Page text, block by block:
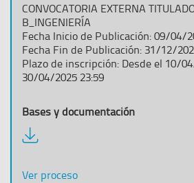
CONVOCATORIA EXTERNA
B_INGENIERÍA
Fecha Inicio de Publicación: 09/04/
Fecha Fin de Publicación: 31/12/
Plazo de inscripción: Desde el 10/
30/04/2025 23:59
Descargar
documentación
Ver proceso